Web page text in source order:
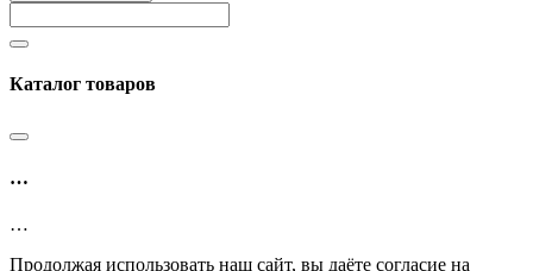
Каталог товаров
…
…
Продолжая использовать наш сайт, вы даёте согласие на